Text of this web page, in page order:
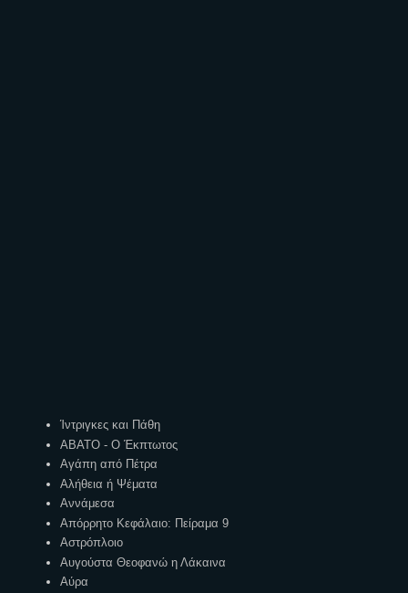
Ίντριγκες και Πάθη
ΑΒΑΤΟ - Ο Έκπτωτος
Αγάπη από Πέτρα
Αλήθεια ή Ψέματα
Αννάμεσα
Απόρρητο Κεφάλαιο: Πείραμα 9
Αστρόπλοιο
Αυγούστα Θεοφανώ η Λάκαινα
Αύρα